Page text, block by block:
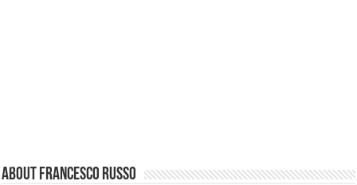
About Francesco Russo